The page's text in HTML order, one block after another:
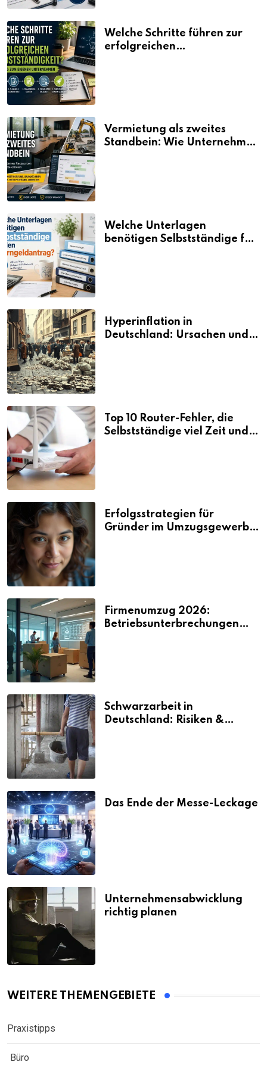
Welche Schritte führen zur
erfolgreichen
Vermietung als zweites
Standbein: Wie Unternehmen
Welche Unterlagen
benötigen Selbstständige für
Hyperinflation in
Deutschland: Ursachen und
Top 10 Router-Fehler, die
Selbstständige viel Zeit und
Erfolgsstrategien für
Gründer im Umzugsgewerbe
Firmenumzug 2026:
Betriebsunterbrechungen
Schwarzarbeit in
Deutschland: Risiken &
Das Ende der Messe-Leckage
Unternehmensabwicklung
richtig planen
WEITERE THEMENGEBIETE
Praxistipps
Büro